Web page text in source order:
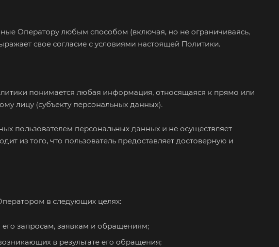
Оператору любым способом (включая, но не ограничиваясь,
свое согласие с условиями настоящей Политики.
понимается любая информация, относящаяся к прямо или
лицу (субъекту персональных данных).
пользователем персональных данных и не осуществляет
из того, что пользователь предоставляет достоверную и
в следующих целях:
запросам, заявкам и обращениям;
в результате его обращения;